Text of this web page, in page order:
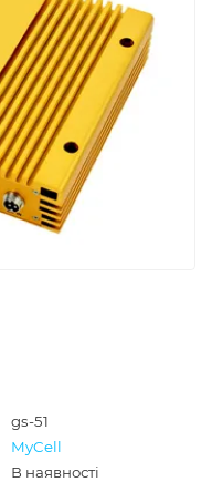
gs-51
MyCell
В наявності